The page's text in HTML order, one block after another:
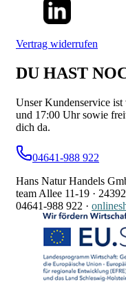
Vertrag widerrufen
DU HAST
Unser Kundenservice
und 17:00 Uhr sowie
dich da.
04641-988 922
Hans Natur Handels
team Allee 11-19 · 24392
04641-988 922 ·